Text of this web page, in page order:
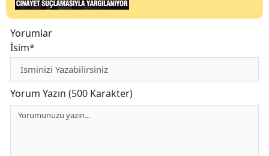
Yorumlar
İsim*
Yorum Yazın (500 Karakter)